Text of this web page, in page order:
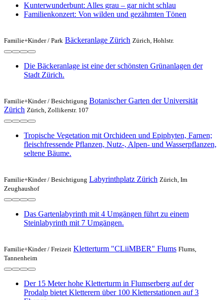
Kunterwunderbunt: Alles grau – gar nicht schlau
Familienkonzert: Von wilden und gezähmten Tönen
Familie+Kinder / Park Bäckeranlage Zürich Zürich, Hohlstr.
Die Bäckeranlage ist eine der schönsten Grünanlagen der
Stadt Zürich.
Familie+Kinder / Besichtigung Botanischer Garten der Universität
Zürich Zürich, Zollikerstr. 107
Tropische Vegetation mit Orchideen und Epiphyten, Farnen;
fleischfressende Pflanzen, Nutz-, Alpen- und Wasserpflanzen,
seltene Bäume.
Familie+Kinder / Besichtigung Labyrinthplatz Zürich Zürich, Im
Zeughaushof
Das Gartenlabyrinth mit 4 Umgängen führt zu einem
Steinlabyrinth mit 7 Umgängen.
Familie+Kinder / Freizeit Kletterturm "CLiiMBER" Flums Flums,
Tannenheim
Der 15 Meter hohe Kletterturm in Flumserberg auf der
Prodalp bietet Kletterern über 100 Kletterstationen auf 3